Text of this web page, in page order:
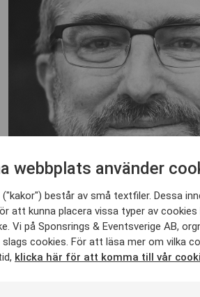
måste helt ställas in, säsonger skjuts
och konserter skjuts på framtiden.
webbplats använder
består av små textfiler. Dessa
att kunna placera vissa typer av
Vi på Sponsrings & Eventsverige AB,
cookies. För att läsa mer om vilka
klicka här för att komma till vår